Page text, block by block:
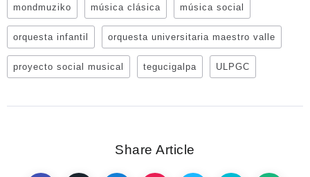
mondmuziko música clásica música social
orquesta infantil orquesta universitaria maestro valle
proyecto social musical tegucigalpa ULPGC
Share Article